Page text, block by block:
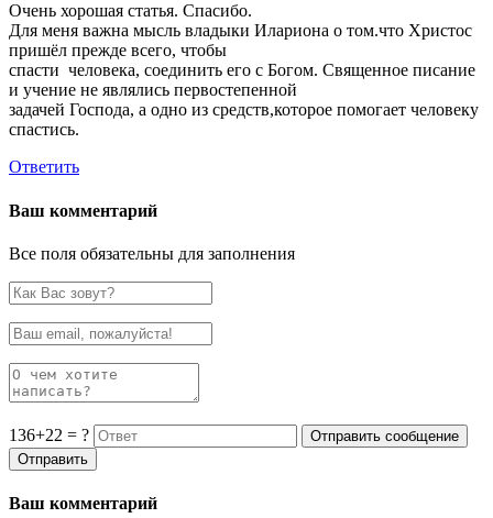
Очень хорошая статья. Спасибо.
Для меня важна мысль владыки Илариона о том.что Христос
пришёл прежде всего, чтобы
спасти человека, соединить его с Богом. Священное писание
и учение не являлись первостепенной
задачей Господа, а одно из средств,которое помогает человеку
спастись.
Ответить
Ваш комментарий
Все поля обязательны для заполнения
136+22 = ?
Ваш комментарий